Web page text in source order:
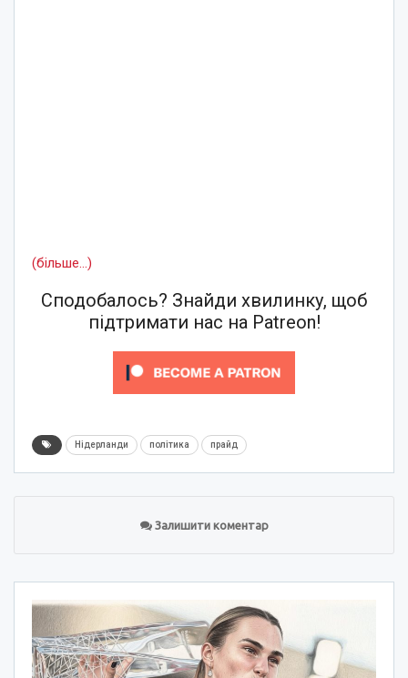
(більше…)
Сподобалось? Знайди хвилинку, щоб
підтримати нас на Patreon!
Нідерланди політика прайд
Залишити коментар